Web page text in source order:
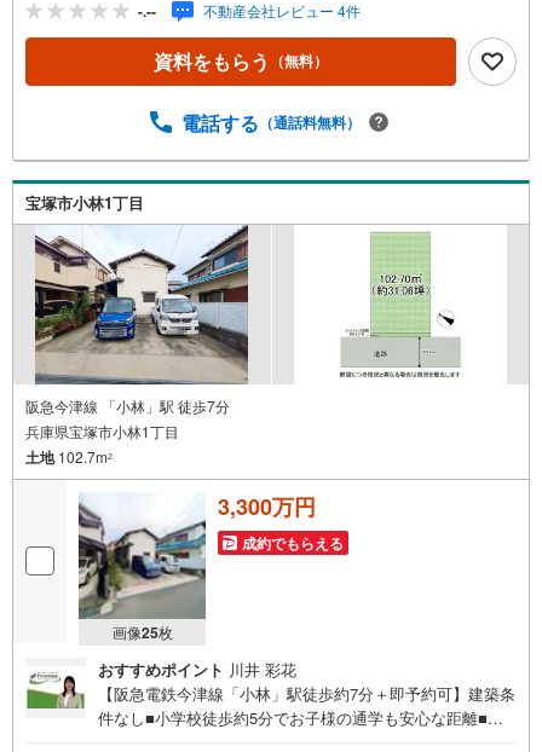
よる無料資金相談あり 立地・阪急今津線 宝塚南口駅 徒歩
7分・宝塚第一小 徒歩8分・宝梅中 徒歩20分・阪急オア
シス宝塚南口店 徒歩6分・セブンイレブン宝塚南口2丁目
造・防水）・第三者保証付き・365日営業・無料送迎サービ
-.-- 不動産会社レビュー 4件
資料をもらう （無料）
電話する （通話料無料）
宝塚市小林1丁目
阪急今津線 「小林」駅 徒歩7分
兵庫県宝塚市小林1丁目
土地102.7m2
画像25枚
3,300万円
成約でもらえる
おすすめポイント 川井 彩花
【阪急電鉄今津線「小林」駅徒歩約7分＋即予約可】建築条
件なし■小学校徒歩約5分でお子様の通学も安心な距離■ス